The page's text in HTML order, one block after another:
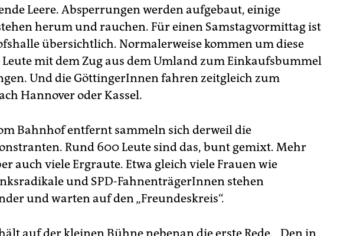
Leere. Absperrungen werden aufgebaut, einige
herum und rauchen. Für einen Samstagvormittag ist
übersichtlich. Normalerweise kommen um diese
mit dem Zug aus dem Umland zum Einkaufsbummel
Und die GöttingerInnen fahren zeitgleich zum
Hannover oder Kassel.
Bahnhof entfernt sammeln sich derweil die
Rund 600 Leute sind das, bunt gemixt. Mehr
auch viele Ergraute. Etwa gleich viele Frauen wie
und SPD-FahnenträgerInnen stehen
und warten auf den „Freundeskreis“.
auf der kleinen Bühne nebenan die erste Rede. „Den in